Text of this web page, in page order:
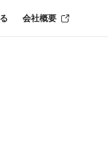
会社概要